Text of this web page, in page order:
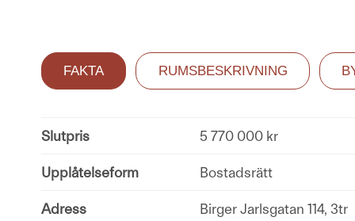
FAKTA RUMSBESKRIVNING
Slutpris 5 770 000 kr
Upplåtelseform Bostadsrätt
Adress Birger Jarlsgatan 114, 3tr